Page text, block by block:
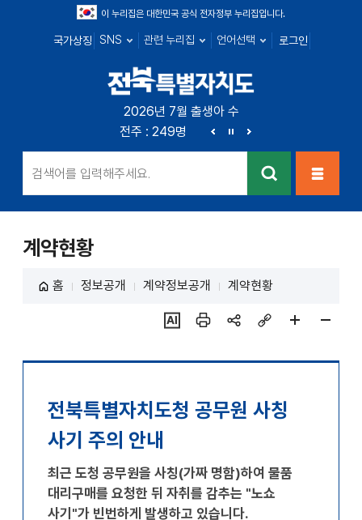
전북특별자치
도
2026년 7월 출생아 수
전주 : 249명 군산 : 89명
이 누리집은 대한민국 공식 전자정부 누리집입니다.
국가상징 SNS 관련 누리집 언어선택 로그인
계약현황
홈 정보공개 계약정보공개 계약현황
전북특별자치도청 공무원 사칭
사기 주의 안내
최근 도청 공무원을 사칭(가짜 명함)하여 물품
대리구매를 요청한 뒤 자취를 감추는 "노쇼
사기"가 빈번하게 발생하고 있습니다.